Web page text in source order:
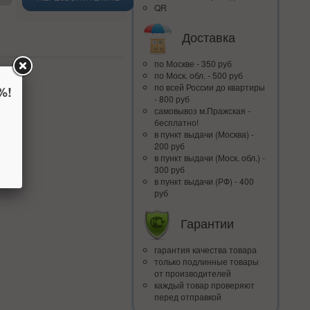
QR
Доставка
по Москве - 350 руб
по Моск. обл. - 500 руб
по всей Росcии до квартиры
- 800 руб
самовывоз м.Пражская -
бесплатно!
в пункт выдачи (Москва) -
200 руб
в пункт выдачи (Моск. обл.) -
300 руб
в пункт выдачи (РФ) - 400
руб
Гарантии
гарантия качества товара
только подлинные товары
от производителей
каждый товар проверяют
перед отправкой